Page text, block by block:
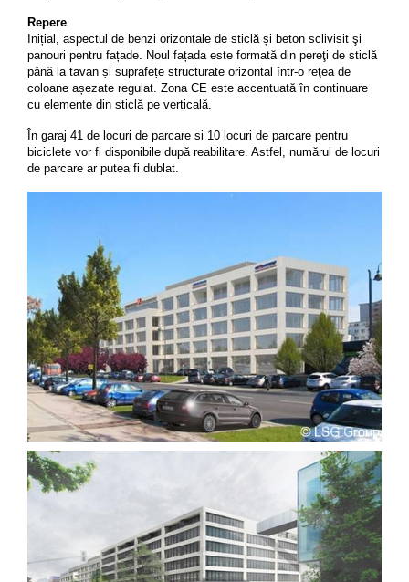
Repere
Inițial, aspectul de benzi orizontale de sticlă și beton sclivisit şi
panouri pentru fațade. Noul fațada este formată din pereţi de sticlă
până la tavan și suprafețe structurate orizontal într-o reţea de
coloane așezate regulat. Zona CE este accentuată în continuare
cu elemente din sticlă pe verticală.
În garaj 41 de locuri de parcare si 10 locuri de parcare pentru
biciclete vor fi disponibile după reabilitare. Astfel, numărul de locuri
de parcare ar putea fi dublat.